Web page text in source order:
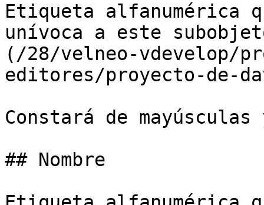
Etiqueta alfanumérica
unívoca a este
(/28/velneo-vdevelop/
editores/proyecto-de-
Constará de
## Nombre